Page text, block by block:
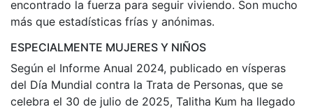
encontrado la fuerza para seguir viviendo. Son mucho
más que estadísticas frías y anónimas.
ESPECIALMENTE MUJERES Y NIÑOS
Según el Informe Anual 2024, publicado en vísperas
del Día Mundial contra la Trata de Personas, que se
celebra el 30 de julio de 2025, Talitha Kum ha llegado